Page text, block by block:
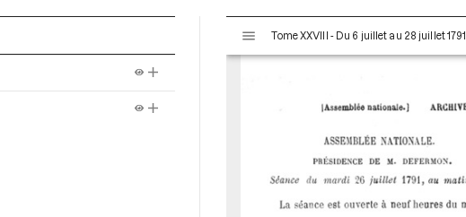
s
Tome XXVIII - Du 6 juillet au 28 juillet 1791.